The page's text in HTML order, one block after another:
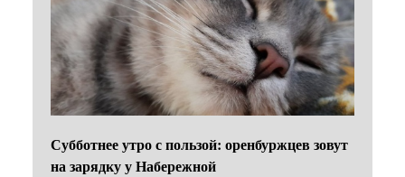
Субботнее утро с пользой: оренбуржцев зовут
на зарядку у Набережной